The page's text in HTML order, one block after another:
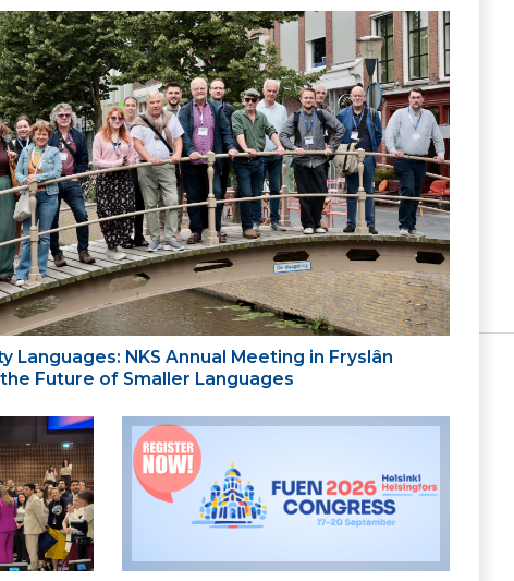
Languages: NKS Annual Meeting in Fryslân
Future of Smaller Languages